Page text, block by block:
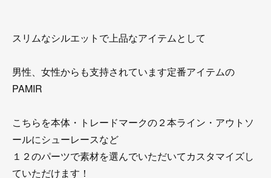
スリムなシルエットで上品なアイテムとして
男性、女性からも支持されています定番アイテムの
PAMIR
こちらを本体・トレードマークの２本ライン・アウトソ
ールにシューレースなど
１２のパーツで素材を選んでいただいてカスタマイズし
ていただけます！